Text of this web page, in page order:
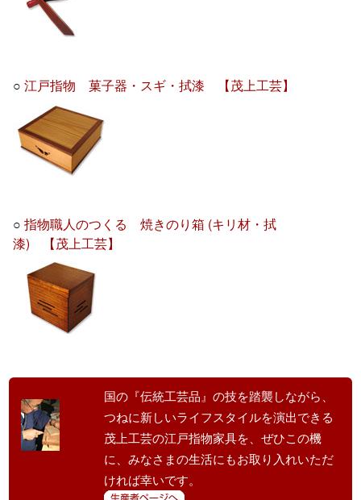
○江戸指物 菓子器・スギ・拭漆 【茂上工芸】
○指物職人のつくる 焼きのり箱 (キリ材・拭
漆) 【茂上工芸】
国の『伝統工芸品』の技を踏襲しながら、
つねに新しいライフスタイルを演出できる
茂上工芸の江戸指物家具を、ぜひこの機
に、みなさまの生活にもお取り入れいただ
ければ幸いです。